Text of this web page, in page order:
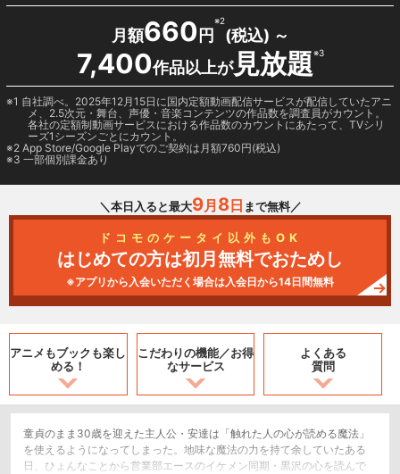
月額660 円
※2
(税込) ～
7,400作品以上が見放題※3
1 自社調べ。2025年12月15日に国内定額動画配信サービスが配信していたアニ
メ、2.5次元・舞台、声優・音楽コンテンツの作品数を調査員がカウント。
各社の定額制動画サービスにおける作品数のカウントにあたって、TVシリ
ーズ1シーズンごとにカウント。
2 App Store/Google Playでのご契約は月額760円(税込)
3 一部個別課金あり
＼本日入ると最大9月 8日 まで無料／
ドコモのケータイ以外もOK
はじめての方は初月無料でおためし
※アプリから入会いただく場合は入会日から14日間無料
アニメもブックも楽し
める！
こだわりの機能／お得
なサービス
よくある
質問
童貞のまま30歳を迎えた主人公・安達は「触れた人の心が読める魔法」
を使えるようになってしまった。地味な魔法の力を持て余していたある
日、ひょんなことから営業部エースのイケメン同期・黒沢の心を読んで